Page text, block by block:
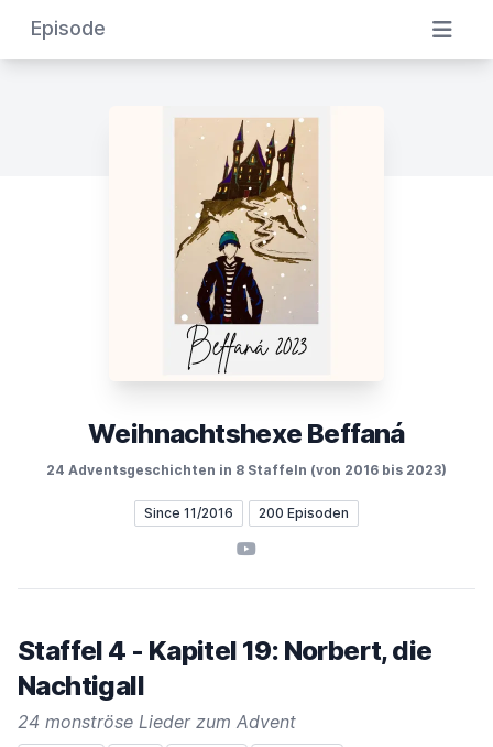
Episode
Weihnachtshexe Beffaná
24 Adventsgeschichten in 8 Staffeln (von 2016 bis 2023)
Since 11/2016 200 Episoden
YouTube
Staffel 4 - Kapitel 19: Norbert, die
Nachtigall
24 monströse Lieder zum Advent